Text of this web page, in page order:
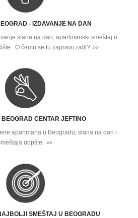
- IZDAVANJE NA DAN
stana na dan, apartmanski smeštaj u
čemu se tu zapravo radi? >>
CENTAR JEFTINO
apartmana u Beogradu, stana na dan i
uopšte. >>
SMEŠTAJ U BEOGRADU